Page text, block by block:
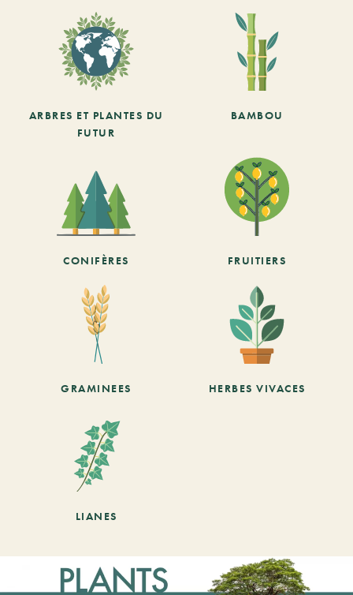
ARBRES ET PLANTES DU
FUTUR
BAMBOU
CONIFÈRES FRUITIERS
GRAMINEES HERBES VIVACES
LIANES